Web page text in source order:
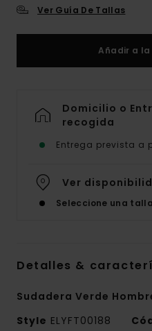
Ver Guía De Tallas
Añadir a
Domicilio o
recogida
Entrega prevista a
Ver
Seleccione una talla
Detalles &
Sudadera Verde
Style ELYFT00188